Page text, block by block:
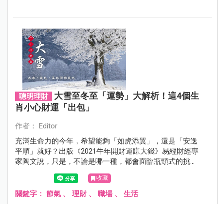
聰明理財
大雪至冬至「運勢」大解析！這4個生
肖小心財運「出包」
作者： Editor
充滿生命力的今年，希望能夠「如虎添翼」，還是「安逸
平順」就好？出版《2021牛年開財運賺大錢》易經財經專
家陶文說，只是，不論是哪一種，都會面臨瓶頸式的挑
戰，也就是所謂的「不進則退」。且讓我們用（國曆12/7
～1/4）十二生肖來運勢來分析。
收藏
關鍵字： 節氣、 理財、 職場、 生活